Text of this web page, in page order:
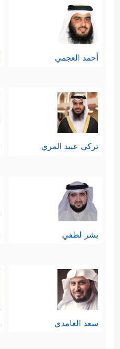
أحمد العجمي
تركي عبيد المري
بشر لطفي
سعد الغامدي